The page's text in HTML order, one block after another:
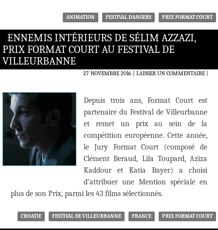
ANIMATION FESTIVAL D'ANGERS PRIX FORMAT COURT
ENNEMIS INTÉRIEURS DE SÉLIM AZZAZI,
PRIX FORMAT COURT AU FESTIVAL DE
VILLEURBANNE
27 NOVEMBRE 2016 LAISSER UN COMMENTAIRE|
Depuis trois ans, Format Court est
partenaire du Festival de Villeurbanne
et remet un prix au sein de la
compétition européenne. Cette année,
le Jury Format Court (composé de
Clément Beraud, Lila Toupard, Aziza
Kaddour et Katia Bayer) a choisi
d’attribuer une Mention spéciale en
plus de son Prix, parmi les 43 films sélectionnés.
CROATIE FESTIVAL DE VILLEURBANNE FRANCE PRIX FORMAT COURT